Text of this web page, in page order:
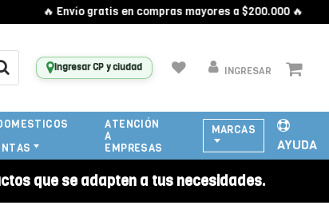
🔥 Envío gratis en compras mayores a $200.000 🔥
Ingresar CP y ciudad INGRESAR
ATENCIÓN
A
EMPRESAS
MARCAS
AYUDA
que se adapten a tus necesidades.